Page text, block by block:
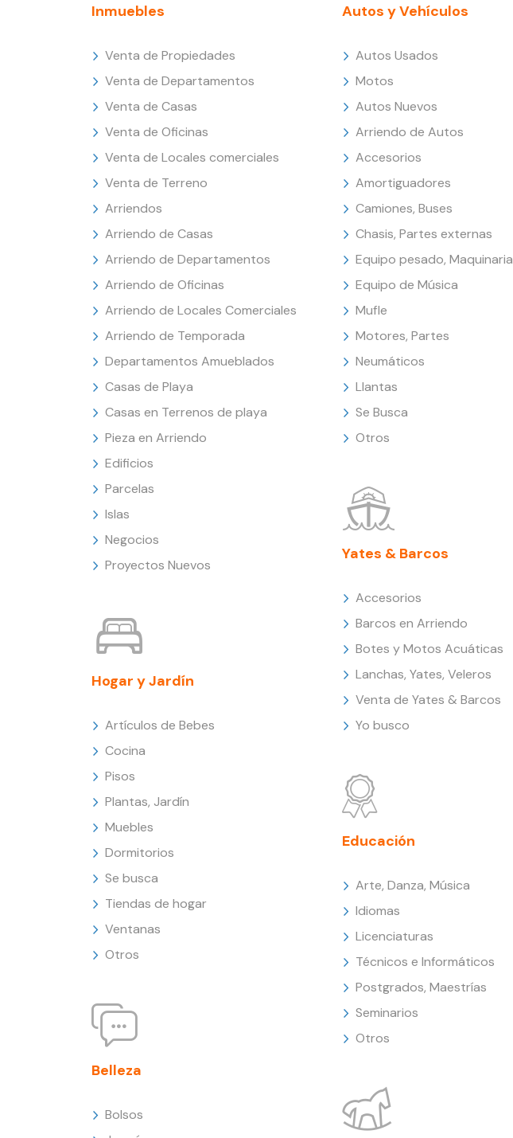
Inmuebles
Venta de Propiedades
Venta de Departamentos
Venta de Casas
Venta de Oficinas
Venta de Locales comerciales
Venta de Terreno
Arriendos
Arriendo de Casas
Arriendo de Departamentos
Arriendo de Oficinas
Arriendo de Locales Comerciales
Arriendo de Temporada
Departamentos Amueblados
Casas de Playa
Casas en Terrenos de playa
Pieza en Arriendo
Edificios
Parcelas
Islas
Negocios
Proyectos Nuevos
Hogar y Jardín
Artículos de Bebes
Cocina
Pisos
Plantas, Jardín
Muebles
Dormitorios
Se busca
Tiendas de hogar
Ventanas
Otros
Belleza
Bolsos
Autos y Vehículos
Autos Usados
Motos
Autos Nuevos
Arriendo de Autos
Accesorios
Amortiguadores
Camiones, Buses
Chasis, Partes externas
Equipo pesado, Maquinaria
Equipo de Música
Mufle
Motores, Partes
Neumáticos
Llantas
Se Busca
Otros
Yates & Barcos
Accesorios
Barcos en Arriendo
Botes y Motos Acuáticas
Lanchas, Yates, Veleros
Venta de Yates & Barcos
Yo busco
Educación
Arte, Danza, Música
Idiomas
Licenciaturas
Técnicos e Informáticos
Postgrados, Maestrías
Seminarios
Otros